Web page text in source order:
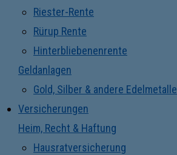
Riester-Rente
Rürup Rente
Hinterbliebenenrente
Geldanlagen
Gold, Silber & andere Edelmetalle
Versicherungen
Heim, Recht & Haftung
Hausratversicherung